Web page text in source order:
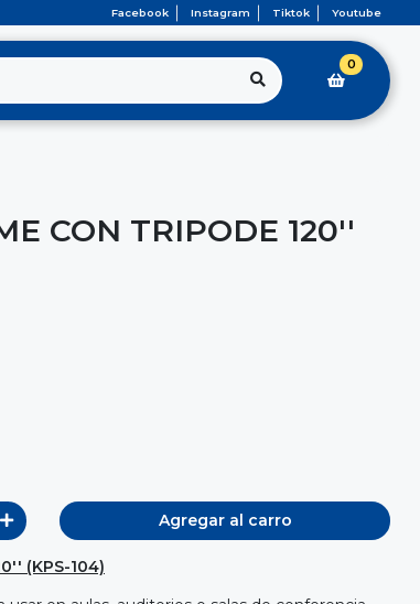
Facebook Instagram Tiktok Youtube
0
CON TRIPODE 120''
Agregar al carro
(KPS-104)